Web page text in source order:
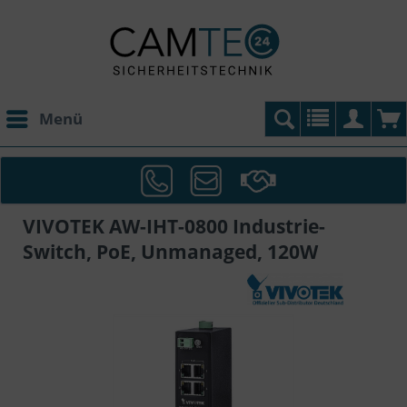
Menü
VIVOTEK AW-IHT-0800 Industrie-
Switch, PoE, Unmanaged, 120W